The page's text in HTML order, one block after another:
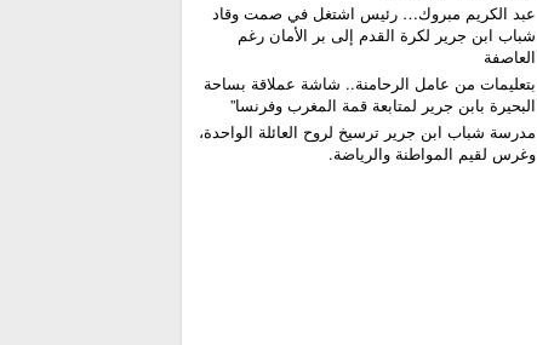
عبد الكريم مبروك… رئيس اشتغل في صمت وقاد
شباب ابن جرير لكرة القدم إلى بر الأمان رغم
العاصفة
بتعليمات من عامل الرحامنة.. شاشة عملاقة بساحة
البحيرة بابن جرير لمتابعة قمة المغرب وفرنسا”
​مدرسة شباب ابن جرير ترسيخ لروح العائلة الواحدة،
وغرس لقيم المواطنة والرياضة.